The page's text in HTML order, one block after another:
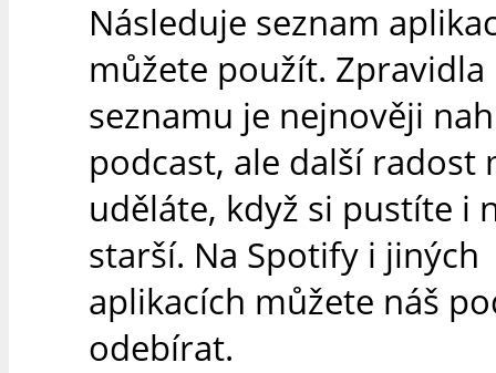
Následuje seznam
můžete použít.
seznamu je nejnověji
podcast, ale další radost
uděláte, když si pustíte i
starší. Na Spotify i jiných
aplikacích můžete náš
odebírat.